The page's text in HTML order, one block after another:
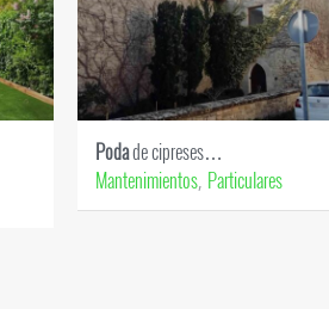
Podade cipreses…
Mantenimientos, Particulares